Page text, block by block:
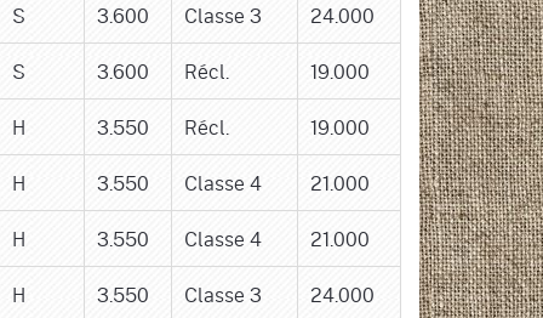
S
3.600 Classe 3
24.000
S
3.600 Récl.
19.000
H
3.550 Récl.
19.000
H
3.550 Classe 4
21.000
H
3.550 Classe 4
21.000
H
3.550 Classe 3
24.000